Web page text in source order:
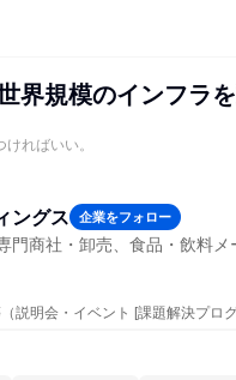
界規模のインフラ
ればいい。
ングス 企業をフォロー
門商社・卸売、食品・飲料メ
説明会・イベント [課題解決プロ